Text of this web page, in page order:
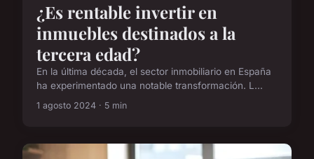
¿Es rentable invertir en
inmuebles destinados a la
tercera edad?
En la última década, el sector inmobiliario en España
ha experimentado una notable transformación. L...
1 agosto 2024 · 5 min